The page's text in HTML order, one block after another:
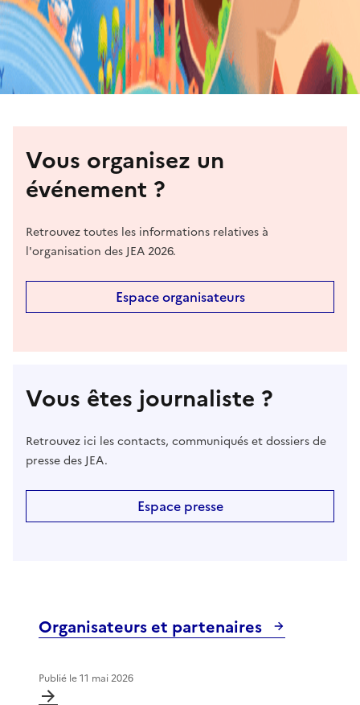
Vous organisez un
événement ?
Retrouvez toutes les informations relatives à
l'organisation des JEA 2026.
Espace organisateurs
Vous êtes journaliste ?
Retrouvez ici les contacts, communiqués et dossiers de
presse des JEA.
Espace presse
Organisateurs et partenaires
Publié le11 mai 2026